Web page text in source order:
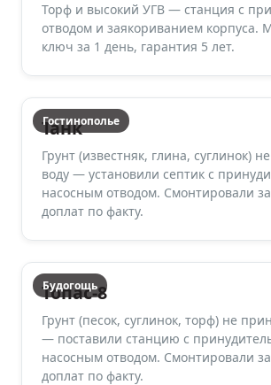
Торф и высокий УГВ — станция с
отводом и заякориванием корпуса.
ключ за 1 день, гарантия 5 лет.
Гостинополье
Танк
Грунт (известняк, глина, суглинок)
воду — установили септик с
насосным отводом. Смонтировали
доплат по факту.
Будогощь
Топас-8
Грунт (песок, суглинок, торф) не
— поставили станцию с
насосным отводом. Смонтировали
доплат по факту.